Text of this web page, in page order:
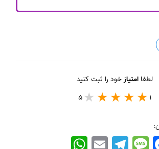
لطفاامتیازخود را ثبت کنید
1
5
WhatsApp EmailTelegramMessage